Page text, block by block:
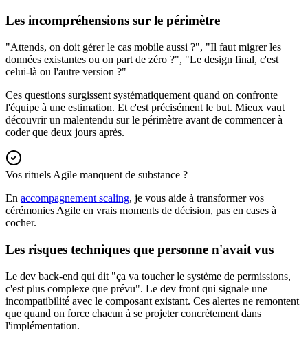
Les incompréhensions sur le périmètre
"Attends, on doit gérer le cas mobile aussi ?", "Il faut migrer les
données existantes ou on part de zéro ?", "Le design final, c'est
celui-là ou l'autre version ?"
Ces questions surgissent systématiquement quand on confronte
l'équipe à une estimation. Et c'est précisément le but. Mieux vaut
découvrir un malentendu sur le périmètre avant de commencer à
coder que deux jours après.
Vos rituels Agile manquent de substance ?
En accompagnement scaling, je vous aide à transformer vos
cérémonies Agile en vrais moments de décision, pas en cases à
cocher.
Les risques techniques que personne n'avait vus
Le dev back-end qui dit "ça va toucher le système de permissions,
c'est plus complexe que prévu". Le dev front qui signale une
incompatibilité avec le composant existant. Ces alertes ne remontent
que quand on force chacun à se projeter concrètement dans
l'implémentation.